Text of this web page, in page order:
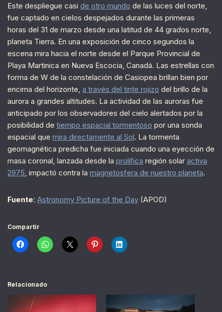
Este despliegue casi de otro mundo de las luces del norte,
fue captado en cielos despejados durante las primeras
horas del 31 de marzo desde una latitud de 44 grados norte,
planeta Tierra. En una exposición de cinco segundos la
escena mira hacia el norte desde el Parque Provincial de
Playa Martinica en Nueva Escocia, Canadá. Las estrellas con
forma de W de la constelación de Casiopea brillan bien por
encima del horizonte, a través del tinte rojizo del brillo de la
aurora a grandes altitudes. La actividad de las auroras fue
anticipado por los observadores del cielo alertados por la
posibilidad de tiempo espacial tormentoso por una sonda
espacial que mira directamente al Sol. La tormenta
geomagnética predicha fue iniciada cuando una eyección de
masa coronal, lanzada desde la prolífica región solar activa
2975, impactó contra la magnetosfera de nuestro planeta.
Fuente: Astronomy Picture of the Day (APOD)
Compartir
Relacionado